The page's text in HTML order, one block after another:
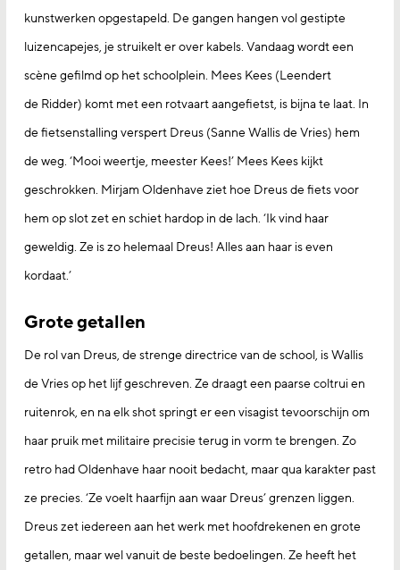
kunstwerken opgestapeld. De gangen hangen vol gestipte
luizencapejes, je struikelt er over kabels. Vandaag wordt een
scène gefilmd op het schoolplein. Mees Kees (Leendert
de Ridder) komt met een rotvaart aangefietst, is bijna te laat. In
de fietsenstalling verspert Dreus (Sanne Wallis de Vries) hem
de weg. ‘Mooi weertje, meester Kees!’ Mees Kees kijkt
geschrokken. Mirjam Oldenhave ziet hoe Dreus de fiets voor
hem op slot zet en schiet hardop in de lach. ‘Ik vind haar
geweldig. Ze is zo helemaal Dreus! Alles aan haar is even
kordaat.’
Grote getallen
De rol van Dreus, de strenge directrice van de school, is Wallis
de Vries op het lijf geschreven. Ze draagt een paarse coltrui en
ruitenrok, en na elk shot springt er een visagist tevoorschijn om
haar pruik met militaire precisie terug in vorm te brengen. Zo
retro had Oldenhave haar nooit bedacht, maar qua karakter past
ze precies. ‘Ze voelt haarfijn aan waar Dreus’ grenzen liggen.
Dreus zet iedereen aan het werk met hoofdrekenen en grote
getallen, maar wel vanuit de beste bedoelingen. Ze heeft het